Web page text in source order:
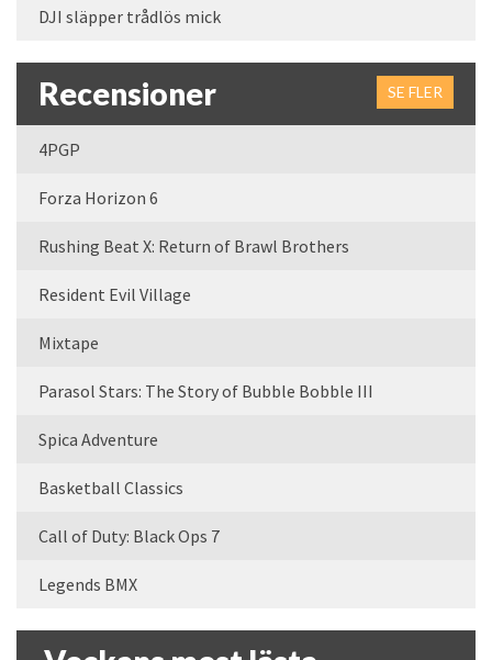
DJI släpper trådlös mick
Recensioner SE FLER
4PGP
Forza Horizon 6
Rushing Beat X: Return of Brawl Brothers
Resident Evil Village
Mixtape
Parasol Stars: The Story of Bubble Bobble III
Spica Adventure
Basketball Classics
Call of Duty: Black Ops 7
Legends BMX